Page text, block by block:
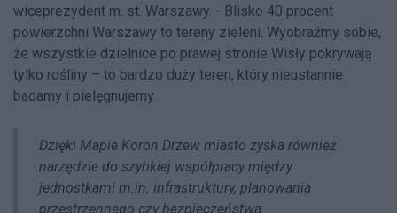
wiceprezydent m. st. Warszawy. - Blisko 40 procent
powierzchni Warszawy to tereny zieleni. Wyobraźmy sobie,
że wszystkie dzielnice po prawej stronie Wisły pokrywają
tylko rośliny – to bardzo duży teren, który nieustannie
badamy i pielęgnujemy.
Dzięki Mapie Koron Drzew miasto zyska również
narzędzie do szybkiej współpracy między
jednostkami m.in. infrastruktury, planowania
przestrzennego czy bezpieczeństwa.